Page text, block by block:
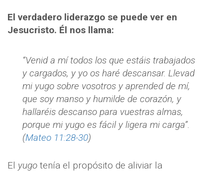
El verdadero liderazgo se puede ver en
Jesucristo. Él nos llama:
“Venid a mí todos los que estáis trabajados
y cargados, y yo os haré descansar. Llevad
mi yugo sobre vosotros y aprended de mí,
que soy manso y humilde de corazón, y
hallaréis descanso para vuestras almas,
porque mi yugo es fácil y ligera mi carga”.
(Mateo 11:28-30)
El yugo tenía el propósito de aliviar la